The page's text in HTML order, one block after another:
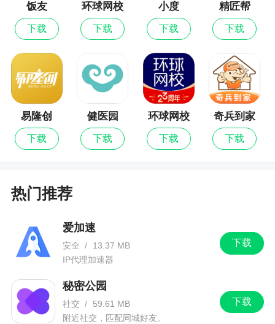
间不够
小编评价
1、拥有精彩推荐、复习指导、考点解析、名师
指导、答题技巧、复习训练等六大功能板块，可以
很好的帮助学生理解并巩固知识点，提高考试分数
2、拥有整个初中的历史知识，系统化、全面化
的进行总结分析，让大家可以快速的掌握重难点知
3、中考历史通是专为中学生而准备的学习历史
在这里随时随地进行学习历史课程，帮你提高历史
学习成绩，有兴趣的同学可以到下载体验哦
更新日志
1、更新2026年中考历史真题试卷；
饭友
下载
环球网校
最新版
下载
小度
下载
精匠帮
下载
易隆创
下载
健医园
下载
环球网校
下载
奇兵到家
下载
热门推荐
下载
爱加速
安全 /
13.37 MB
IP代理加速器
下载
秘密公园
社交 /
59.61 MB
附近社交，匹配同城好友。